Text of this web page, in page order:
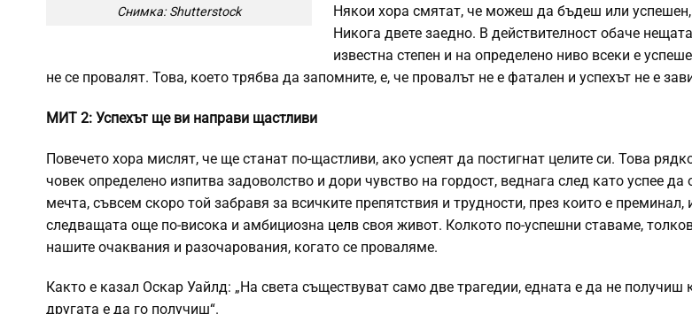
Снимка: Shutterstock
Някои хора смятат, че можеш да бъдеш или
Никога двете заедно. В действителност обаче
известна степен и на определено ниво всеки е
не се провалят. Това, което трябва да запомните, е, че провалът не е фатален и успехът не е
МИТ 2: Успехът ще ви направи щастливи
Повечето хора мислят, че ще станат по-щастливи, ако успеят да постигнат целите си. Това
човек определено изпитва задоволство и дори чувство на гордост, веднага след като успее да
мечта, съвсем скоро той забравя за всичките препятствия и трудности, през които е
следващата още по-висока и амбициозна целв своя живот. Колкото по-успешни ставаме,
нашите очаквания и разочарования, когато се проваляме.
Както е казал Оскар Уайлд: „На света съществуват само две трагедии, едната е да не получиш
другата е да го получиш“.